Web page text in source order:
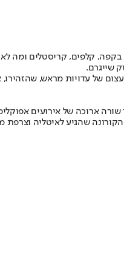
שלנו. ניתן להגיד, די בוודאות, כי בתחילת שנת 2019, לא היה
שייגרם.
של עדויות מראש,
שורה ארוכה של אירועים
שהגיע לאיטליה וצרפת